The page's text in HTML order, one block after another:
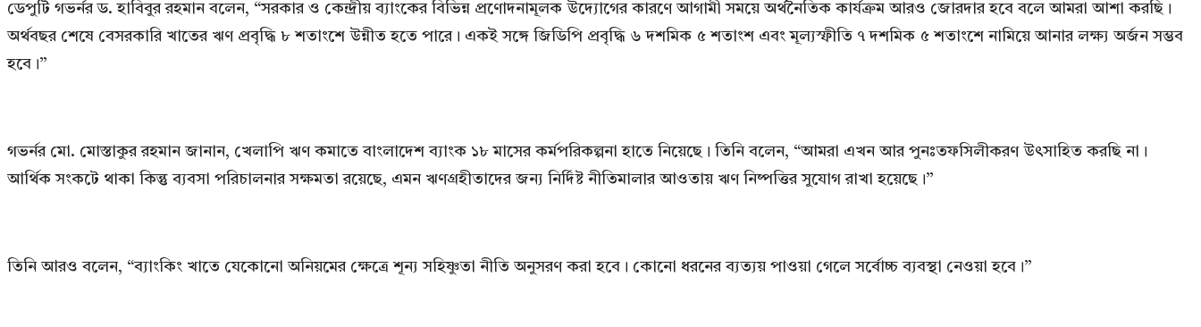
ডেপুটি গভর্নর ড. হাবিবুর রহমান বলেন, “সরকার ও কেন্দ্রীয় ব্যাংকের বিভিন্ন প্রণোদনামূলক উদ্যোগের কারণে আগামী সময়ে অর্থনৈতিক কার্যক্রম আরও জোরদার হবে বলে আমরা আশা করছি।
অর্থবছর শেষে বেসরকারি খাতের ঋণ প্রবৃদ্ধি ৮ শতাংশে উন্নীত হতে পারে। একই সঙ্গে জিডিপি প্রবৃদ্ধি ৬ দশমিক ৫ শতাংশ এবং মূল্যস্ফীতি ৭ দশমিক ৫ শতাংশে নামিয়ে আনার লক্ষ্য অর্জন সম্ভব
হবে।”
গভর্নর মো. মোস্তাকুর রহমান জানান, খেলাপি ঋণ কমাতে বাংলাদেশ ব্যাংক ১৮ মাসের কর্মপরিকল্পনা হাতে নিয়েছে। তিনি বলেন, “আমরা এখন আর পুনঃতফসিলীকরণ উৎসাহিত করছি না।
আর্থিক সংকটে থাকা কিন্তু ব্যবসা পরিচালনার সক্ষমতা রয়েছে, এমন ঋণগ্রহীতাদের জন্য নির্দিষ্ট নীতিমালার আওতায় ঋণ নিষ্পত্তির সুযোগ রাখা হয়েছে।”
তিনি আরও বলেন, “ব্যাংকিং খাতে যেকোনো অনিয়মের ক্ষেত্রে শূন্য সহিষ্ণুতা নীতি অনুসরণ করা হবে। কোনো ধরনের ব্যত্যয় পাওয়া গেলে সর্বোচ্চ ব্যবস্থা নেওয়া হবে।”